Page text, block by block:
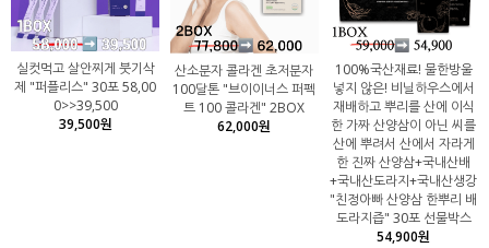
실컷먹고 살안찌게 붓기삭
제 "퍼플리스" 30포 58,00
0>>39,500
39,500원
산소분자 콜라겐 초저분자
100달톤 "브이이너스 퍼펙
트 100 콜라겐" 2BOX
62,000원
100%국산재료! 물한방울
넣지 않은! 비닐하우스에서
재배하고 뿌리를 산에 이식
한 가짜 산양삼이 아닌 씨를
산에 뿌려서 산에서 자라게
한 진짜 산양삼+국내산배
+국내산도라지+국내산생강
"친정아빠 산양삼 한뿌리 배
도라지즙" 30포 선물박스
54,900원